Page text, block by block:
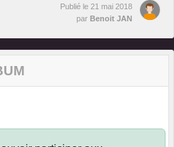
Publié le 21 mai 2018
par Benoit JAN